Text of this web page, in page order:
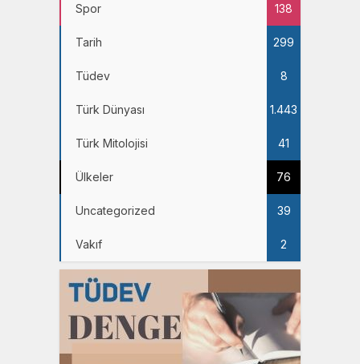
Spor 138
Tarih 299
Tüdev 8
Türk Dünyası 1.443
Türk Mitolojisi 41
Ülkeler 76
Uncategorized 39
Vakıf 2